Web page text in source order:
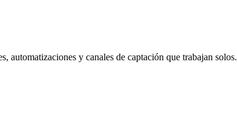
automatizaciones y canales de captación que trabajan solos.